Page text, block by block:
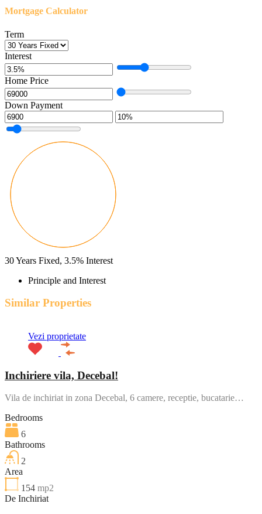
Mortgage Calculator
Term
Interest
Home Price
Down Payment
30Years Fixed, 3.5% Interest
Principle and Interest
Similar Properties
Vezi proprietate
Inchiriere vila, Decebal!
Vila de inchiriat in zona Decebal, 6 camere, receptie, bucatarie…
Bedrooms
6
Bathrooms
2
Area
154 mp2
De Inchiriat